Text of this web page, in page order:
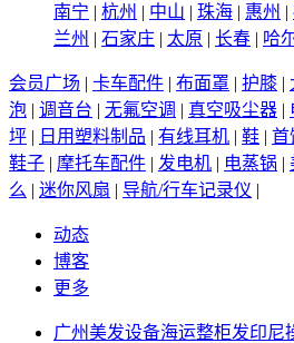
南宁 | 杭州 | 中山 | 珠海 | 惠州 |
兰州 | 石家庄 | 太原 | 长春 | 哈
会员广场 | 卡车配件 | 布面罩 | 护膝 |
泡 | 调音台 | 无氟空调 | 真空吸尘器 |
坪 | 日用塑料制品 | 有线耳机 | 鞋 | 首
鞋子 | 摩托车配件 | 发电机 | 电蒸锅 |
么 | 迷你风扇 | 导航/行车记录仪 |
动态
博客
更多
广州美发设备海运整柜发印尼